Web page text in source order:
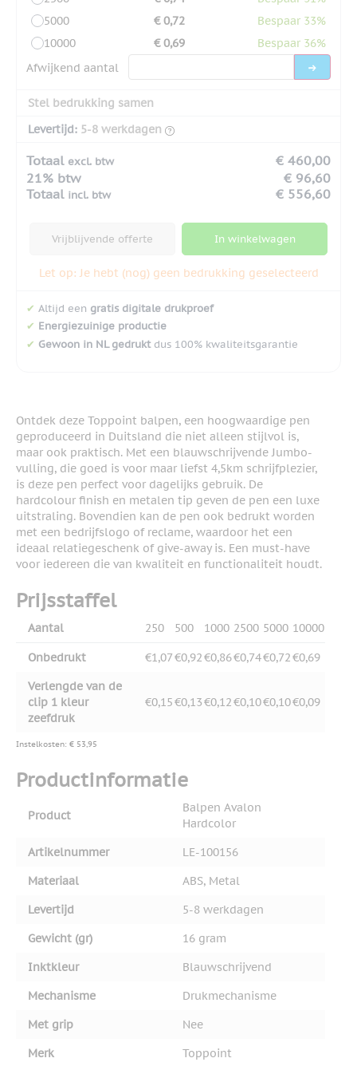
5000
€ 0,72
Bespaar 33%
10000
€ 0,69
Bespaar 36%
Afwijkend aantal
Stel bedrukking samen
Levertijd: 5-8 werkdagen
Totaal excl. btw
€ 460,00
21% btw
€ 96,60
Totaal incl. btw € 556,60
Vrijblijvende offerte In winkelwagen
Let op: Je hebt (nog) geen bedrukking geselecteerd
✔ Altijd een gratis digitale drukproef
✔ Energiezuinige productie
✔ Gewoon in NL gedruktdus 100% kwaliteitsgarantie
Ontdek deze Toppoint balpen, een hoogwaardige pen
geproduceerd in Duitsland die niet alleen stijlvol is,
maar ook praktisch. Met een blauwschrijvende Jumbo-
vulling, die goed is voor maar liefst 4,5km schrijfplezier,
is deze pen perfect voor dagelijks gebruik. De
hardcolour finish en metalen tip geven de pen een luxe
uitstraling. Bovendien kan de pen ook bedrukt worden
met een bedrijfslogo of reclame, waardoor het een
ideaal relatiegeschenk of give-away is. Een must-have
voor iedereen die van kwaliteit en functionaliteit houdt.
Prijsstaffel
Aantal 250 500 1000 2500 5000 10000
Onbedrukt €1,07€0,92€0,86€0,74€0,72€0,69
Verlengde van de
clip 1 kleur
zeefdruk
€0,15€0,13€0,12€0,10€0,10€0,09
Instelkosten: € 53,95
Productinformatie
Product
Balpen Avalon
Hardcolor
Artikelnummer
LE-100156
Materiaal
ABS, Metal
Levertijd
5-8 werkdagen
Gewicht (gr)
16 gram
Inktkleur
Blauwschrijvend
Mechanisme
Drukmechanisme
Met grip
Nee
Merk
Toppoint